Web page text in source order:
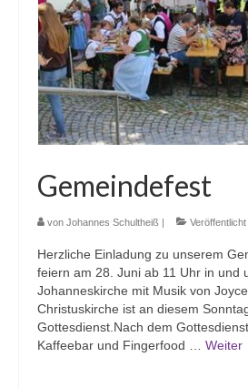
Gemeindefest
von Johannes Schultheiß | Veröffentlicht
Herzliche Einladung zu unserem
feiern am 28. Juni ab 11 Uhr in und
Johanneskirche mit Musik von
Christuskirche ist an diesem
Gottesdienst.Nach dem
Kaffeebar und Fingerfood … Weiter